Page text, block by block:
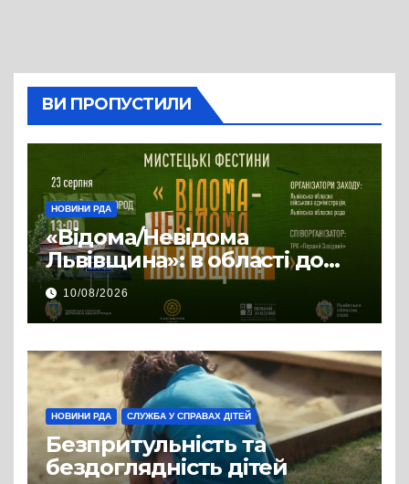
ВИ ПРОПУСТИЛИ
НОВИНИ РДА
«Відома/Невідома
Львівщина»: в області до
Дня Державного Прапора
відбудуться Мистецькі
Фестини
10/08/2026
НОВИНИ РДА СЛУЖБА У СПРАВАХ ДІТЕЙ
Безпритульність та
бездоглядність дітей